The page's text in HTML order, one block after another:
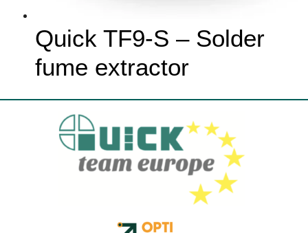
Quick TF9-S – Solder
fume extractor